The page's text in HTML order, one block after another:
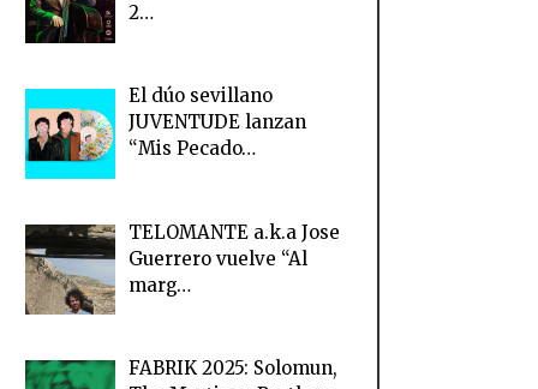
2…
El dúo sevillano
JUVENTUDE lanzan
“Mis Pecado…
TELOMANTE a.k.a Jose
Guerrero vuelve “Al
marg…
FABRIK 2025: Solomun,